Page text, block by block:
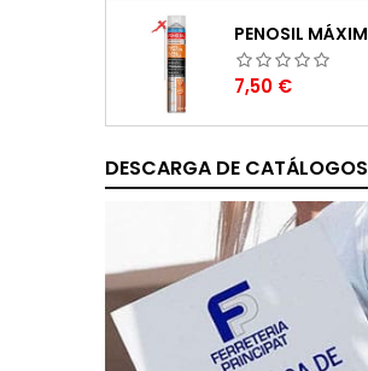
Precio
7,50 €
DESCARGA DE CATÁLOGOS